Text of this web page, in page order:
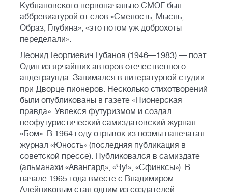
Кублановского первоначально СМОГ был
аббревиатурой от слов «Смелость, Мысль,
Образ, Глубина», «это потом уж доброхоты
переделали».
Леонид Георгиевич Губанов (1946—1983) — поэт.
Один из ярчайших авторов отечественного
андеграунда. Занимался в литературной студии
при Дворце пионеров. Несколько стихотворений
были опубликованы в газете «Пионерская
правда». Увлекся футуризмом и создал
неофутуристический самиздатовский журнал
«Бом». В 1964 году отрывок из поэмы напечатал
журнал «Юность» (последняя публикация в
советской прессе). Публиковался в самиздате
(альманахи «Авангард», «Чу!», «Сфинксы»). В
начале 1965 года вместе с Владимиром
Алейниковым стал одним из создателей